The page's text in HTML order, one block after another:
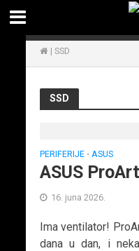
| SSD
SSD
PERIFERIJE • ASUS
ASUS
16. juna 2026.
Ima ventilator!
dana u dan, i